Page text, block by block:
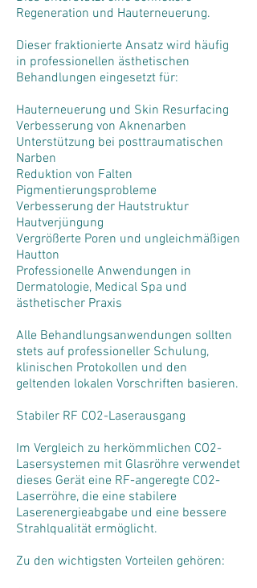
Regeneration und Hauterneuerung.
Dieser fraktionierte Ansatz wird häufig
in professionellen ästhetischen
Behandlungen eingesetzt für:
Hauterneuerung und Skin Resurfacing
Verbesserung von Aknenarben
Unterstützung bei posttraumatischen
Narben
Reduktion von Falten
Pigmentierungsprobleme
Verbesserung der Hautstruktur
Hautverjüngung
Vergrößerte Poren und ungleichmäßigen
Hautton
Professionelle Anwendungen in
Dermatologie, Medical Spa und
ästhetischer Praxis
Alle Behandlungsanwendungen sollten
stets auf professioneller Schulung,
klinischen Protokollen und den
geltenden lokalen Vorschriften basieren.
Stabiler RF CO2-Laserausgang
Im Vergleich zu herkömmlichen CO2-
Lasersystemen mit Glasröhre verwendet
dieses Gerät eine RF-angeregte CO2-
Laserröhre, die eine stabilere
Laserenergieabgabe und eine bessere
Strahlqualität ermöglicht.
Zu den wichtigsten Vorteilen gehören: